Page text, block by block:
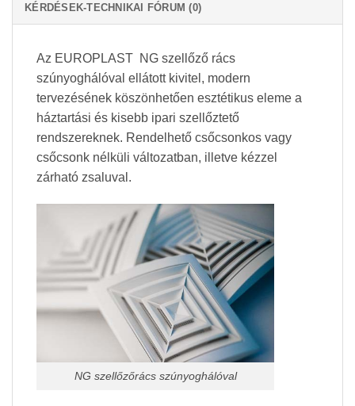
KÉRDÉSEK-TECHNIKAI FÓRUM (0)
Az EUROPLAST NG szellőző rács
szúnyoghálóval ellátott kivitel, modern
tervezésének köszönhetően esztétikus eleme a
háztartási és kisebb ipari szellőztető
rendszereknek. Rendelhető csőcsonkos vagy
csőcsonk nélküli változatban, illetve kézzel
zárható zsaluval.
NG szellőzőrács szúnyoghálóval